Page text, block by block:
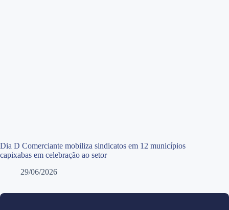
Dia D Comerciante mobiliza sindicatos em 12 municípios
capixabas em celebração ao setor
29/06/2026